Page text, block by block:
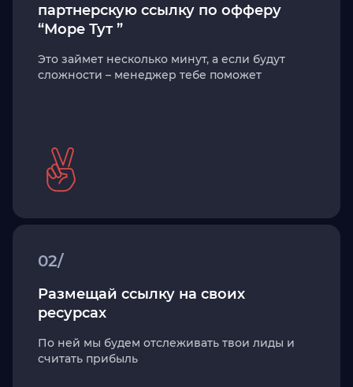
партнерскую ссылку по офферу
“Море Тут ”
Это займет несколько минут, а если будут
сложности – менеджер тебе поможет
02/
Размещай ссылку на своих
ресурсах
По ней мы будем отслеживать твои лиды и
считать прибыль